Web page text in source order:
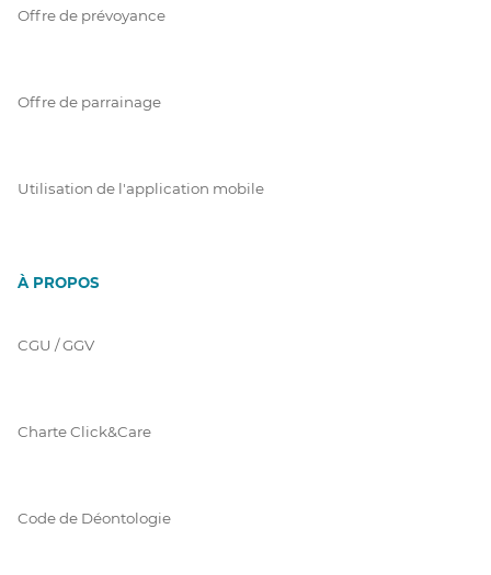
Offre de prévoyance
Offre de parrainage
Utilisation de l'application mobile
À PROPOS
CGU / GGV
Charte Click&Care
Code de Déontologie